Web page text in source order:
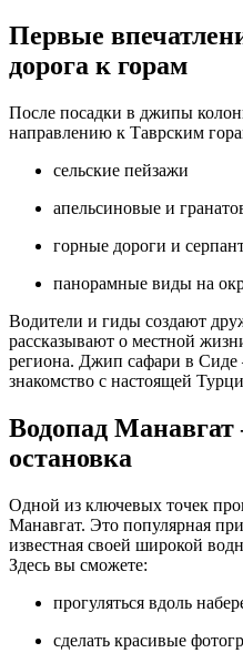
Первые
дорога к горам
После посадки в джипы
направлению к Таврским
сельские пейзажи
апельсиновые и
горные дороги и
панорамные виды на
Водители и гиды создают
рассказывают о местной
региона. Джип сафари в Сиде
знакомство с настоящей
Водопад
остановка
Одной из ключевых точек
Манавгат. Это популярная
известная своей широкой
Здесь вы сможете:
прогуляться вдоль
сделать красивые